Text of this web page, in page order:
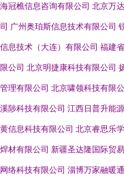
海冠樵信息咨询有限公司 北京万
司 广州奥珀斯信息技术有限公司
信息技术（大连）有限公司 福建
限公司 北京明捷康科技有限公司
管理有限公司 北京啸领科技有限
溪陟科技有限公司 江西日普升能
黄信息科技有限公司 北京睿思乐
焊材有限公司 新疆圣达隆国际贸
网络科技有限公司 淄博万家融暖